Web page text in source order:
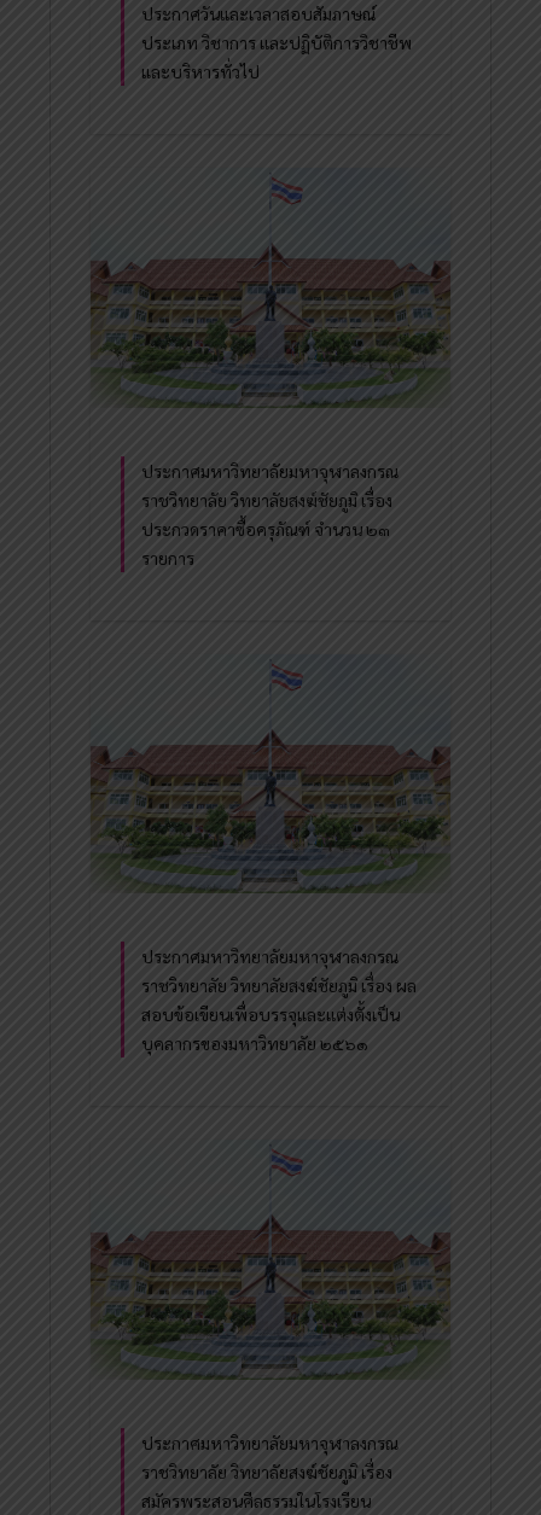
ประกาศวันและเวลาสอบสัมภาษณ์
ประเภท วิชาการ และปฏิบัติการวิชาชีพ
และบริหารทั่วไป
ประกาศมหาวิทยาลัยมหาจุฬาลงกรณ
ราชวิทยาลัย วิทยาลัยสงฆ์ชัยภูมิ เรื่อง
ประกวดราคาซื้อครุภัณฑ์ จำนวน ๒๓
รายการ
ประกาศมหาวิทยาลัยมหาจุฬาลงกรณ
ราชวิทยาลัย วิทยาลัยสงฆ์ชัยภูมิ เรื่อง ผล
สอบข้อเขียนเพื่อบรรจุและแต่งตั้งเป็น
บุคลากรของมหาวิทยาลัย ๒๕๖๑
ประกาศมหาวิทยาลัยมหาจุฬาลงกรณ
ราชวิทยาลัย วิทยาลัยสงฆ์ชัยภูมิ เรื่อง
สมัครพระสอนศีลธรรมในโรงเรียน